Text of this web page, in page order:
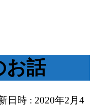
お話
日時 : 2020年2月4